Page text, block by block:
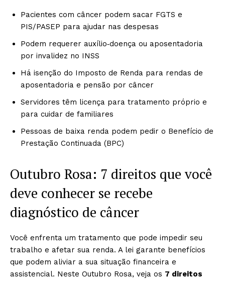
Pacientes com câncer podem sacar FGTS e
PIS/PASEP para ajudar nas despesas
Podem requerer auxílio‑doença ou aposentadoria
por invalidez no INSS
Há isenção do Imposto de Renda para rendas de
aposentadoria e pensão por câncer
Servidores têm licença para tratamento próprio e
para cuidar de familiares
Pessoas de baixa renda podem pedir o Benefício de
Prestação Continuada (BPC)
Outubro Rosa: 7 direitos que você
deve conhecer se recebe
diagnóstico de câncer
Você enfrenta um tratamento que pode impedir seu
trabalho e afetar sua renda. A lei garante benefícios
que podem aliviar a sua situação financeira e
assistencial. Neste Outubro Rosa, veja os 7 direitos